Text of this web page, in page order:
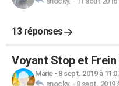
13 réponses
Voyant Stop et Frein
Marie- 8 sept. 2019 à
snocky. - 8 sept. 2019